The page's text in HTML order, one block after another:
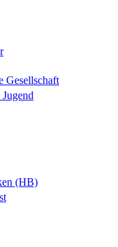
Gesellschaft
(HB)